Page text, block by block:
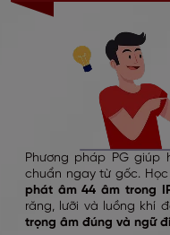
Phương pháp PG giúp
chuẩn ngay từ gốc.
phát âm 44 âm trong
răng, lưỡi và luồng khí
trọng âm đúng và ngữ